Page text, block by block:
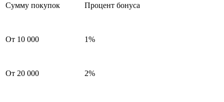
Сумму покупок Процент бонуса
От 10 000 1%
От 20 000 2%